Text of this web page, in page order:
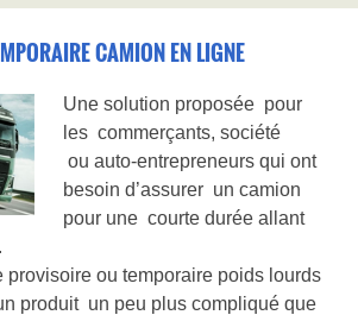
CAMION EN LIGNE
Une solution proposée pour
les commerçants, société
ou auto-entrepreneurs qui ont
besoin d’assurer un camion
pour une courte durée allant
ou temporaire poids lourds
produit un peu plus compliqué que